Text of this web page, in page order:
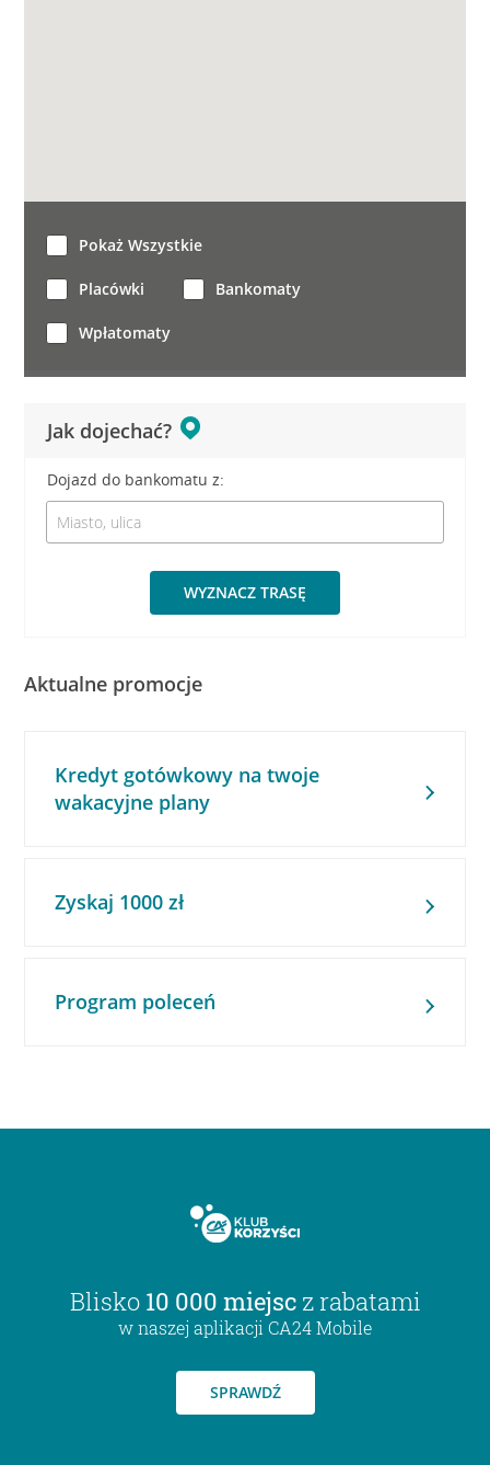
Jak dojechać?
Dojazd do bankomatu z:
WYZNACZ TRASĘ
Pokaż Wszystkie
Placówki Bankomaty
Wpłatomaty
Aktualne promocje
Kredyt gotówkowy na twoje
wakacyjne plany
Zyskaj 1000 zł
Program poleceń
Blisko 10 000 miejsc z rabatami
w naszej aplikacji CA24 Mobile
SPRAWDŹ